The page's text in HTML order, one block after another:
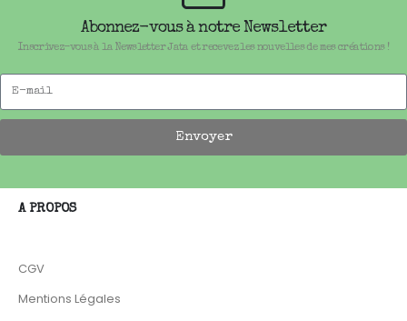
Abonnez-vous à notre Newsletter
Inscrivez-vous à la Newsletter Jata et recevez les nouvelles de mes créations !
Envoyer
A PROPOS
CGV
Mentions Légales